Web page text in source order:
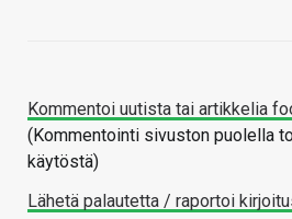
Kommentoi uutista tai artikkelia
(Kommentointi sivuston puolella
käytöstä)
Lähetä palautetta / raportoi